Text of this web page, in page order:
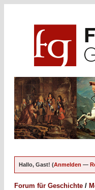
Hallo, Gast! (Anmelden —
Forum für Geschichte /